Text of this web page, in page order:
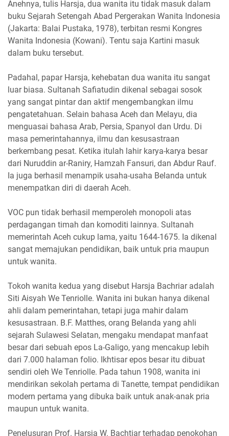
Anehnya, tulis Harsja, dua wanita itu tidak masuk dalam
buku Sejarah Setengah Abad Pergerakan Wanita Indonesia
(Jakarta: Balai Pustaka, 1978), terbitan resmi Kongres
Wanita Indonesia (Kowani). Tentu saja Kartini masuk
dalam buku tersebut.
Padahal, papar Harsja, kehebatan dua wanita itu sangat
luar biasa. Sultanah Safiatudin dikenal sebagai sosok
yang sangat pintar dan aktif mengembangkan ilmu
pengatetahuan. Selain bahasa Aceh dan Melayu, dia
menguasai bahasa Arab, Persia, Spanyol dan Urdu. Di
masa pemerintahannya, ilmu dan kesusastraan
berkembang pesat. Ketika itulah lahir karya-karya besar
dari Nuruddin ar-Raniry, Hamzah Fansuri, dan Abdur Rauf.
Ia juga berhasil menampik usaha-usaha Belanda untuk
menempatkan diri di daerah Aceh.
VOC pun tidak berhasil memperoleh monopoli atas
perdagangan timah dan komoditi lainnya. Sultanah
memerintah Aceh cukup lama, yaitu 1644-1675. Ia dikenal
sangat memajukan pendidikan, baik untuk pria maupun
untuk wanita.
Tokoh wanita kedua yang disebut Harsja Bachriar adalah
Siti Aisyah We Tenriolle. Wanita ini bukan hanya dikenal
ahli dalam pemerintahan, tetapi juga mahir dalam
kesusastraan. B.F. Matthes, orang Belanda yang ahli
sejarah Sulawesi Selatan, mengaku mendapat manfaat
besar dari sebuah epos La-Galigo, yang mencakup lebih
dari 7.000 halaman folio. Ikhtisar epos besar itu dibuat
sendiri oleh We Tenriolle. Pada tahun 1908, wanita ini
mendirikan sekolah pertama di Tanette, tempat pendidikan
modern pertama yang dibuka baik untuk anak-anak pria
maupun untuk wanita.
Penelusuran Prof. Harsja W. Bachtiar terhadap penokohan